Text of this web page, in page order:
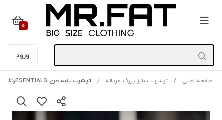
0
ورود
صفحه اصلی تیشرت سایز بزرگ مردانه تیشرت پنبه طرح ESENTIALSرنگ طوسی سایز4XL